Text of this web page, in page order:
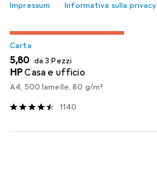
Impressum Informativa sulla privacy
Carta
EUR
5,80 da 3 Pezzi
HPCasa e ufficio
A4, 500 lamelle, 80 g/m²
1140